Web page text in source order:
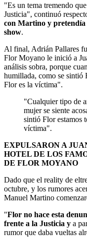
"Es un tema tremendo
Justicia", continuó
con Martino y pretendía
show.
Al final, Adrián Pallares
Flor Moyano le inició a
análisis sobra, porque
humillada, como se sintió
Flor es la víctima".
"Cualquier tipo de
mujer se siente
sintió Flor estamos
víctima".
EXPULSARON A
HOTEL DE LOS
DE FLOR MOYANO
Dado que el reality de
octubre, y los rumores
Manuel Martino
"Flor no hace esta
frente a la Justicia y a
rumor que daba vueltas